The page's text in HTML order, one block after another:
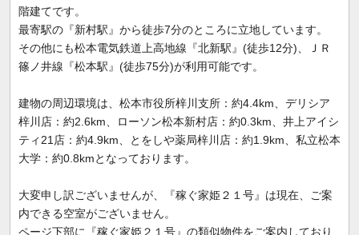
階建てです。
最寄駅の『新村駅』から徒歩7分のところに立地しています。
その他にも松本電気鉄道上高地線『北新駅』(徒歩12分)、ＪＲ
篠ノ井線『松本駅』(徒歩75分)が利用可能です。
建物の周辺環境は、松本市役所梓川支所：約4.4km、デリシア
梓川店：約2.6km、ローソン松本新村店：約0.3km、井上アイシ
ティ21店：約4.9km、とをしや薬局梓川店：約1.9km、私立松本
大学：約0.8kmとなっております。
大変申し訳ございませんが、『稼ぐ家姫２１号』は現在、ご案
内できる空室がございません。
ページ下部に『稼ぐ家姫２１号』の類似物件をご案内しており